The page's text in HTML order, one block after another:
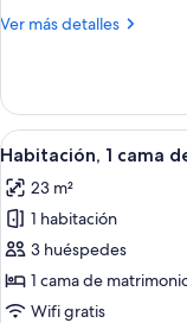
de
Ver más detalles
Más
1
cama
de
balcón
Abrir
todas
las
fotos
de
Habitación,
1
9
Habitación, 1 cama
23 m²
1 habitación
3 huéspedes
1 cama de
Wifi gratis